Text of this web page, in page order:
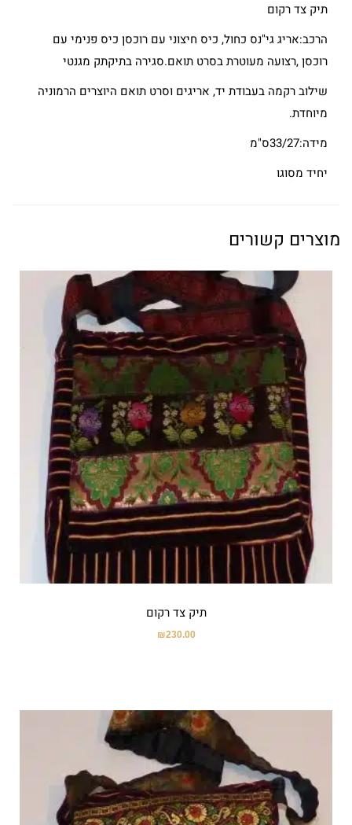
תיק צד רקום
הרכב:אריג גי"נס כחול, כיס חיצוני עם רוכסן כיס פנימי עם
רוכסן ,רצועה מעוטרת בסרט תואם.סגירה בתיקתק מגנטי
שילוב רקמה בעבודת יד, אריגים וסרט תואם היוצרים הרמוניה
מיוחדת.
מידה:33/27ס"מ
יחיד מסוגו
מוצרים קשורים
תיק צד רקום
₪230.00